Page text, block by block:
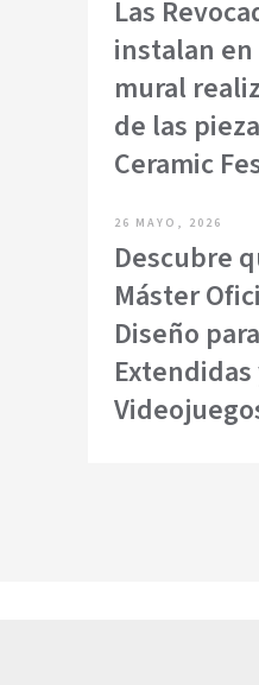
Las
instalan en
mural
de las
Ceramic
26 MAYO, 2026
Descubre
Máster
Diseño
Extendidas